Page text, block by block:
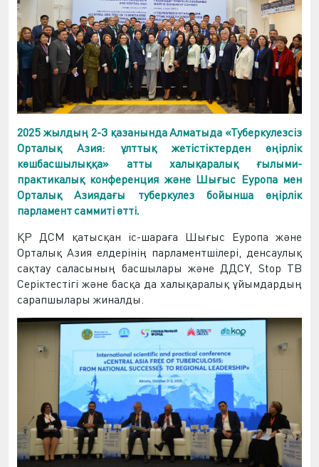
2025 жылдың2-3 қазанындаАлматыда «Туберкулезсіз
Орталық Азия: ұлттық жетістіктерден өңірлік
көшбасшылыққа» атты халықаралық ғылыми-
практикалық конференция және Шығыс Еуропа мен
Орталық Азиядағы туберкулез бойынша өңірлік
парламентсаммитіөтті.
ҚР ДСМ қатысқан іс-шараға Шығыс Еуропа және
Орталық Азия елдерінің парламентшілері, денсаулық
сақтау саласының басшылары және ДДСҰ, Stop TB
Серіктестігі және басқа да халықаралық ұйымдардың
сарапшылары жиналды.